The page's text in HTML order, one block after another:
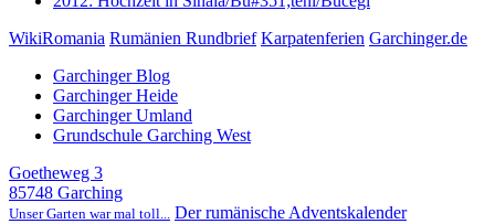
WikiRomania Rumänien Rundbrief Karpatenferien Garchinger.de
Garchinger Blog
Garchinger Heide
Garchinger Umland
Grundschule Garching West
Goetheweg 3
85748 Garching
Unser Garten war mal toll... Der rumänische Adventskalender